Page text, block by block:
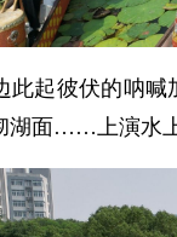
此起彼伏的呐喊
湖面……上演水上